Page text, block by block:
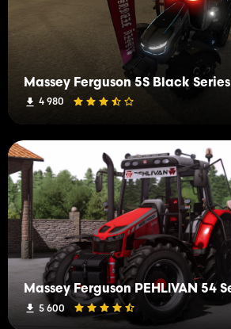
Massey Ferguson 5S Black Series
4 980
5 600